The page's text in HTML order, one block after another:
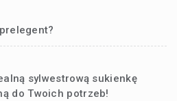
sylwestrową sukienkę
do Twoich potrzeb!